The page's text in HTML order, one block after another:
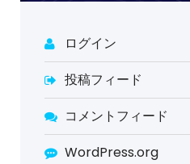
ログイン
投稿フィード
コメントフィード
WordPress.org